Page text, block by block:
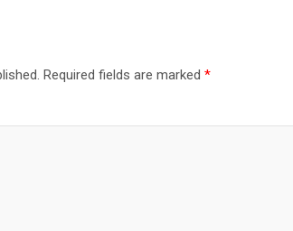
Required fields are marked *